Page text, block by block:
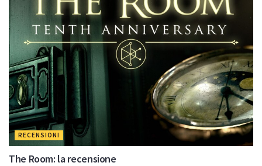
RECENSIONI
The Room: la recensione